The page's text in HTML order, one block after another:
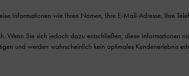
Informationen wie Ihren Namen, Ihre E-Mail-Adresse, Ihre
Wenn Sie sich jedoch dazu entschließen, diese Informationen
und werden wahrscheinlich kein optimales Kundenerlebnis